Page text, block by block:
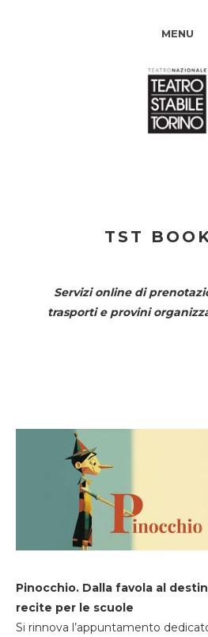
MENU
TST
Servizi online di
trasporti e provini
Pinocchio. Dalla favola al
recite per le scuole
Si rinnova l’appuntamento